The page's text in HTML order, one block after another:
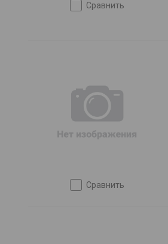
сравнить
сравнить